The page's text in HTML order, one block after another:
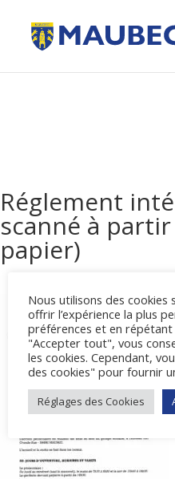
Réglement
scanné à
papier)
Nous utilisons des
offrir l’expérience la plus
préférences et en répétant
"Accepter tout", vous
les cookies. Cependant,
des cookies" pour fournir
Réglages des Cookies